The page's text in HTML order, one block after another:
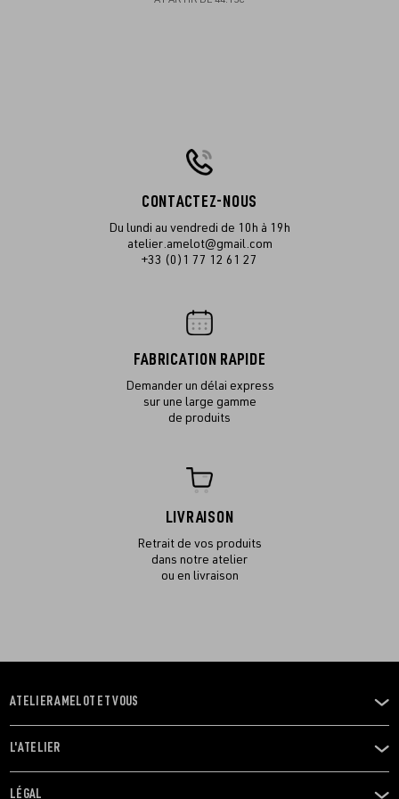
CONTACTEZ-NOUS
Du lundi au vendredi de 10h à 19h
atelier.amelot@gmail.com
+33 (0)1 77 12 61 27
FABRICATION RAPIDE
Demander un délai express
sur une large gamme
de produits
LIVRAISON
Retrait de vos produits
dans notre atelier
ou en livraison
OUVRIR
LE
MENU
ATELIER AMELOT ET VOUS
OUVRIR
LE
MENU
L'ATELIER
LÉGAL